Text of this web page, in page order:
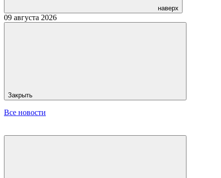
наверх
09 августа 2026
Закрыть
Все новости